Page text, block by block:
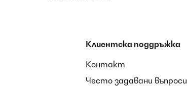
Клиентска поддръжка
Контакт
Често задавани въпроси